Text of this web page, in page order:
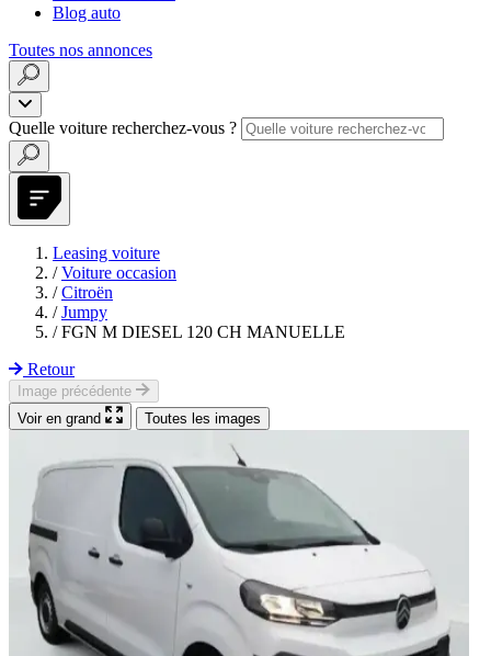
Blog auto
Toutes nos annonces
Quelle voiture recherchez-vous ?
Leasing voiture
/ Voiture occasion
/ Citroën
/ Jumpy
/ FGN M DIESEL 120 CH MANUELLE
Retour
Image précédente
Voir en grand
Toutes les images